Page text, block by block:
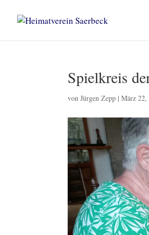
Spielkreis
vonJürgen Zepp |März 22,